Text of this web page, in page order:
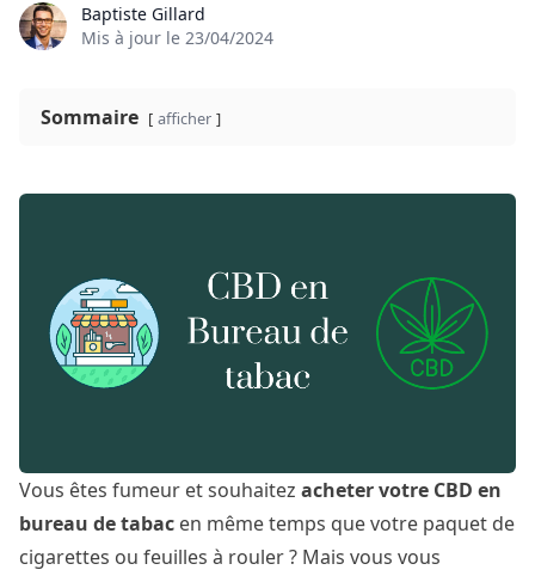
Baptiste Gillard
Mis à jour le 23/04/2024
Sommaire afficher
Vous êtes fumeur et souhaitez acheter votre CBD en
bureau de tabac en même temps que votre paquet de
cigarettes ou feuilles à rouler ? Mais vous vous